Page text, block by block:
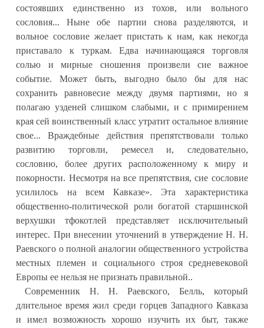
состоявших единственно из тохов, или вольного
сословия... Ныне обе партии снова разделяются, и
вольное сословие желает пристать к нам, как некогда
приставало к туркам. Едва начинающаяся торговля
солью и мирные сношения произвели сие важное
событие. Может быть, выгодно было бы для нас
сохранить равновесие между двумя партиями, но я
полагаю узденей слишком слабыми, и с примирением
края сей воинственный класс утратит остальное влияние
свое... Враждебные действия препятствовали только
развитию торговли, ремесел и, следовательно,
сословию, более других расположенному к миру и
покорности. Несмотря на все препятствия, сие сословие
усилилось на всем Кавказе». Эта характеристика
общественно-политической роли богатой старшинской
верхушки тфокотлей представляет исключительный
интерес. При внесении уточнений в утверждение Н. Н.
Раевского о полной аналогии общественного устройства
местных племен и социального строя средневековой
Европы ее нельзя не признать правильной..
Современник Н. Н. Раевского, Белль, который
длительное время жил среди горцев Западного Кавказа
и имел возможность хорошо изучить их быт, также